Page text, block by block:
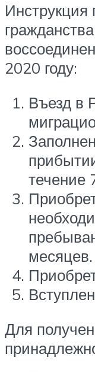
2020 году:
Въезд в
течение
месяцев.
Для